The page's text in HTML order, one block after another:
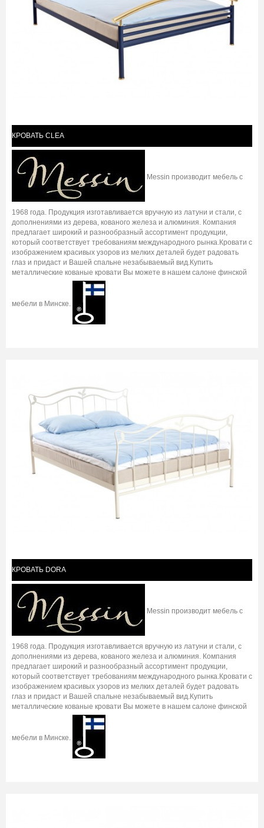
КРОВАТЬ CLEA
Messin производит мебель с
1968 года. Продукция изготавливается вручную из латуни и стали, с
дополнениями из дерева, кованого железа и алюминия. Компания
предлагает широкий и разнообразный ассортимент продукции,
который соответствует требованиям международного рынка.Кровати с
изображением красивых узоров из мелких деталей будет радовать
глаз и придаст и Вашей спальне незабываемый вид.Купить
металлические кованые кровати Вы можете в нашем салоне финской
мебели в Минске.
КРОВАТЬ DORA
Messin производит мебель с
1968 года. Продукция изготавливается вручную из латуни и стали, с
дополнениями из дерева, кованого железа и алюминия. Компания
предлагает широкий и разнообразный ассортимент продукции,
который соответствует требованиям международного рынка.Кровати с
изображением красивых узоров из мелких деталей будет радовать
глаз и придаст и Вашей спальне незабываемый вид.Купить
металлические кованые кровати Вы можете в нашем салоне финской
мебели в Минске.